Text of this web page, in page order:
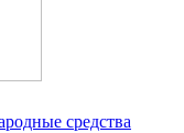
средства